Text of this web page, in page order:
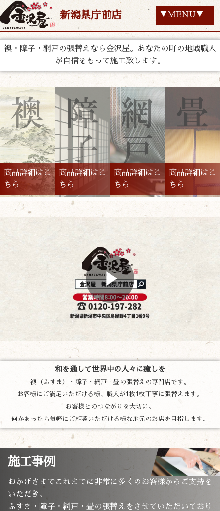
新潟県庁前店 ▼MENU▼
襖・障子・網戸の張替えなら金沢屋。あなたの町の地域職人
が自信をもって施工致します。
商品詳細はこ
ちら
商品詳細はこ
ちら
商品詳細はこ
ちら
商品詳細はこ
ちら
和を通して世界中の人々に癒しを
襖（ふすま）・障子・網戸・畳の張替えの専門店です。
お客様にご満足いただける様、職人が1枚1枚丁寧に張替えます。
お客様とのつながりを大切に。
何かあったら気軽にご相談いただける様な地元のお店を目指します。
施工事例
おかげさまでこれまでに非常に多くのお客様からご支持を
いただき、
ふすま・障子・網戸・畳の張替えをさせていただいており